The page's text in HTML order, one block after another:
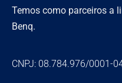
Temos como parceiros a
Benq.
CNPJ: 08.784.976/0001-